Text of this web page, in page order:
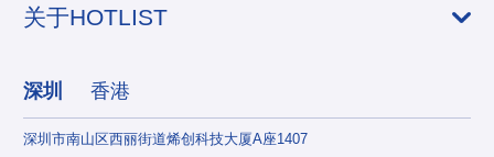
关于HOTLIST
深圳 香港
深圳市南山区西丽街道烯创科技大厦A座1407